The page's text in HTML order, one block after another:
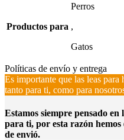
Productos para
Perros
,
Gatos
Políticas de envío y entrega
Es importante que las leas
tanto para ti, como para
Estamos siempre pensado
para ti, por esta razón hemos
de envió.